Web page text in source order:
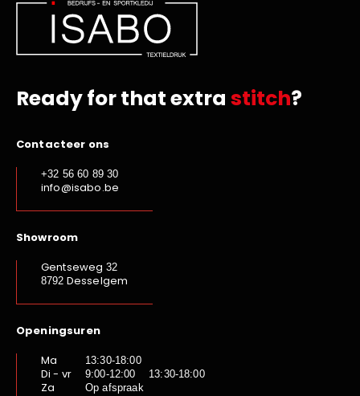
Ready for that extra stitch?
Contacteer ons
+32 56 60 89 30
info@isabo.be
Showroom
Gentseweg 32
8792 Desselgem
Openingsuren
Ma
13:30-18:00
Di - vr 9:00-12:00 13:30-18:00
Za Op afspraak